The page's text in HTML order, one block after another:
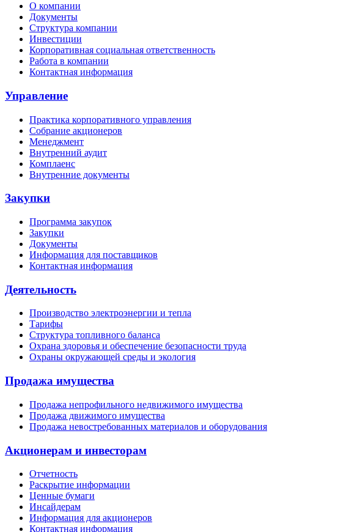
О компании
Документы
Структура компании
Инвестиции
Корпоративная социальная ответственность
Работа в компании
Контактная информация
Управление
Практика корпоративного управления
Собрание акционеров
Менеджмент
Внутренний аудит
Комплаенс
Внутренние документы
Закупки
Программа закупок
Закупки
Документы
Информация для поставщиков
Контактная информация
Деятельность
Производство электроэнергии и тепла
Тарифы
Структура топливного баланса
Охрана здоровья и обеспечение безопасности труда
Охраны окружающей среды и экология
Продажа имущества
Продажа непрофильного недвижимого имущества
Продажа движимого имущества
Продажа невостребованных материалов и оборудования
Акционерам и инвесторам
Отчетность
Раскрытие информации
Ценные бумаги
Инсайдерам
Информация для акционеров
Контактная информация